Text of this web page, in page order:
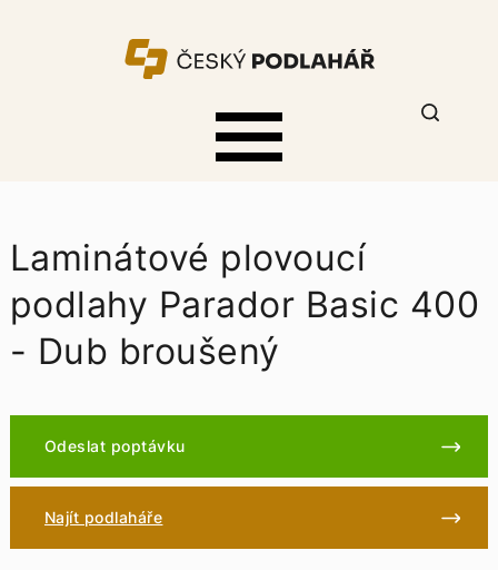
Laminátové plovoucí
podlahy Parador Basic 400
- Dub broušený
Odeslat poptávku
Najít podlaháře